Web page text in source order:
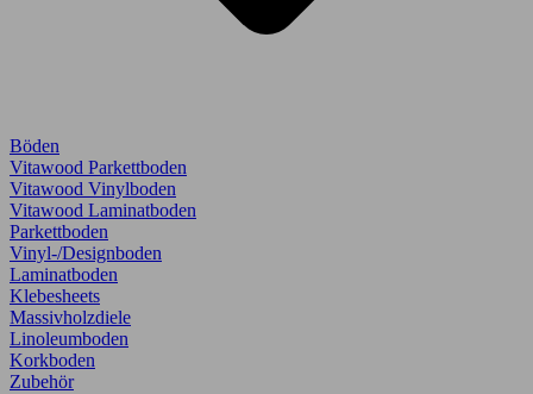
Böden
Vitawood Parkettboden
Vitawood Vinylboden
Vitawood Laminatboden
Parkettboden
Vinyl-/Designboden
Laminatboden
Klebesheets
Massivholzdiele
Linoleumboden
Korkboden
Zubehör